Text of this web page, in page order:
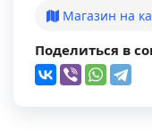
Магазин на
Поделиться в